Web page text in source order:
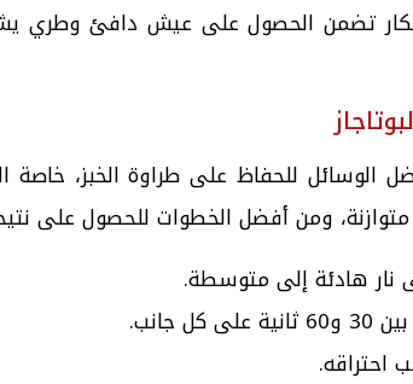
تضمن الحصول على عيش دافئ وطري
الوسائل للحفاظ على طراوة الخبز، خاصة
متوازنة، ومن أفضل الخطوات للحصول على
هادئة إلى متوسطة.
جانب.
احتراقه.